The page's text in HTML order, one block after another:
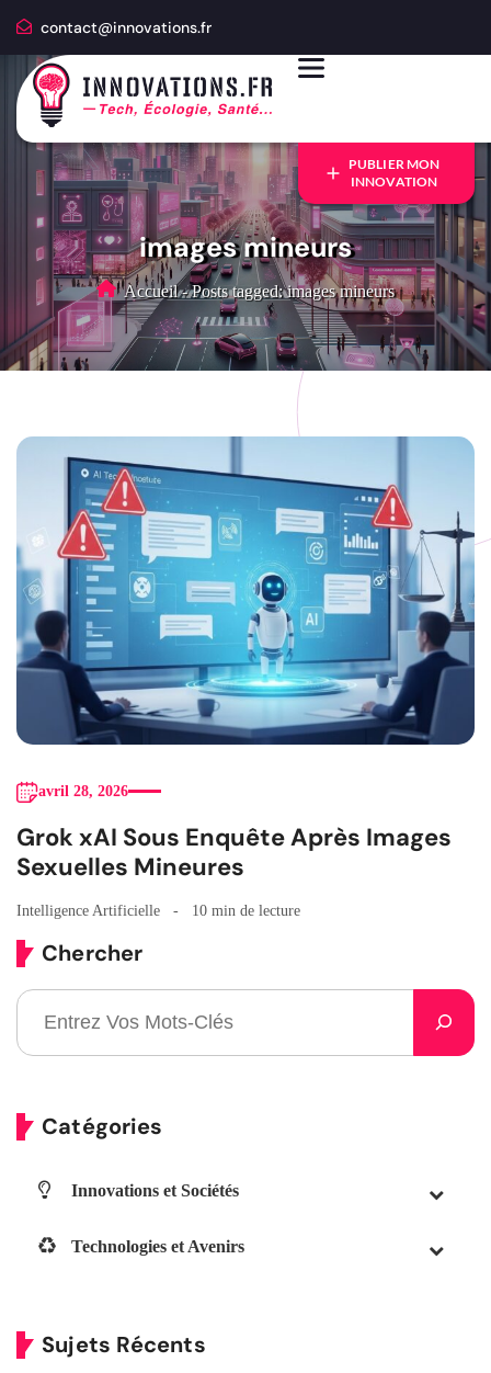
contact@innovations.fr
PUBLIER MON
INNOVATION
images mineurs
Accueil - Posts tagged: images mineurs
avril 28, 2026
Grok xAI Sous Enquête Après Images
Sexuelles Mineures
Intelligence Artificielle 10 min de lecture
Chercher
Catégories
Innovations et Sociétés
Technologies et Avenirs
Sujets Récents